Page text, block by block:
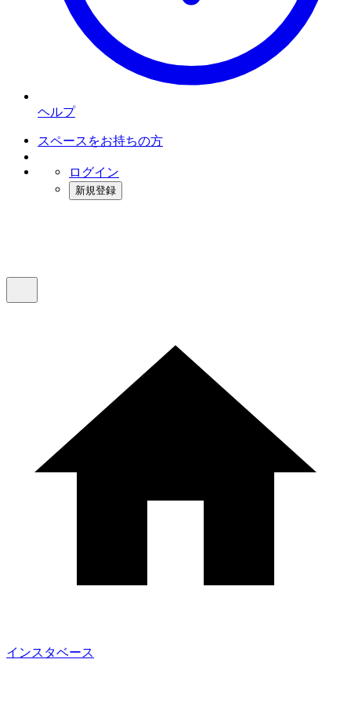
ヘルプ
スペースをお持ちの方
ログイン
新規登録
インスタベース